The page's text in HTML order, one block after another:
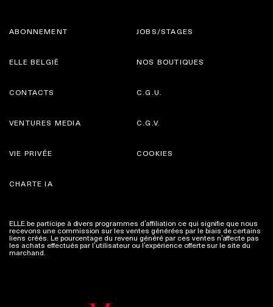
ABONNEMENT
ELLE BELGIË
JOBS/STAGES
NOS BOUTIQUES
CONTACTS
VENTURES MEDIA
C.G.U.
C.G.V.
VIE PRIVÉE
CHARTE IA
COOKIES
ELLE.be participe à divers programmes d’affiliation ce qui signifie que nous
recevons une commission sur les ventes générées par le biais de certains
liens créés. Le pourcentage du revenu généré par ces ventes n’affecte pas
les achats effectués par l’utilisateur ou l’expérience offerte sur le site du
marchand. Plus d'infos